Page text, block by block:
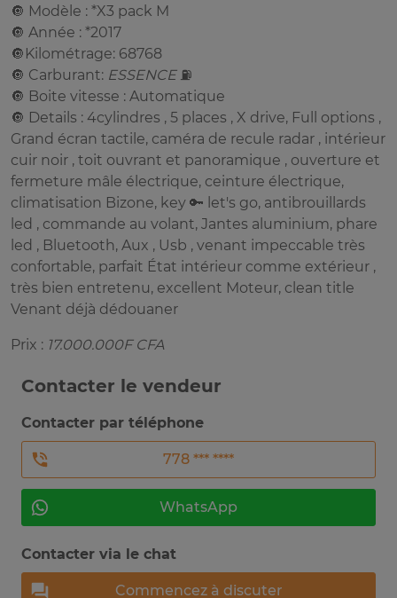
🔘 Modèle : *X3 pack M
🔘 Année : *2017
🔘Kilométrage: 68768
🔘 Carburant: ESSENCE⛽️
🔘 Boite vitesse : Automatique
🔘 Details : 4cylindres , 5 places , X drive, Full options ,
Grand écran tactile, caméra de recule radar , intérieur
cuir noir , toit ouvrant et panoramique , ouverture et
fermeture mâle électrique, ceinture électrique,
climatisation Bizone, key 🔑 let's go, antibrouillards
led , commande au volant, Jantes aluminium, phare
led , Bluetooth, Aux , Usb , venant impeccable très
confortable, parfait État intérieur comme extérieur ,
très bien entretenu, excellent Moteur, clean title
Venant déjà dédouaner
Prix : 17.000.000F CFA
Contacter le vendeur
Contacter par téléphone
778 *** ****
WhatsApp
Contacter via le chat
Commencez à discuter